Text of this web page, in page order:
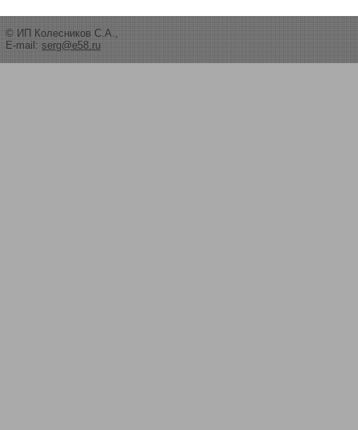
© ИП Колесников С.А.,
E-mail: serg@e58.ru